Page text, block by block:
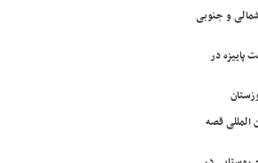
و جنوبی
تن بذر کشت پاییزه در
المللی قصه